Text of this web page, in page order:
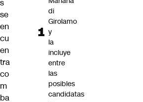
s
se
en
cu
en
tra
co
m
ba
di
Girolamo
y
la
incluye
entre
las
posibles
candidatas